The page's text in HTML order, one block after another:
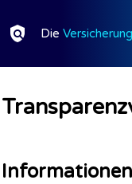
Die